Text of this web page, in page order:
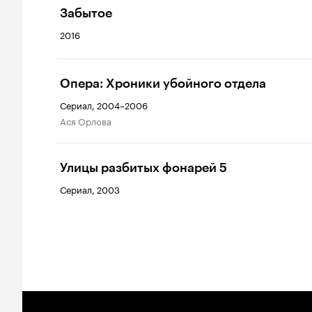
Забытое
2016
Опера: Хроники убойного отдела
Сериал, 2004–2006
Ася Орлова
Улицы разбитых фонарей 5
Сериал, 2003